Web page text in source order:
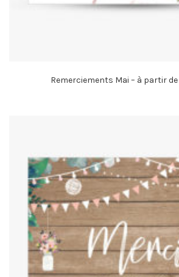
Remerciements Mai – à partir de